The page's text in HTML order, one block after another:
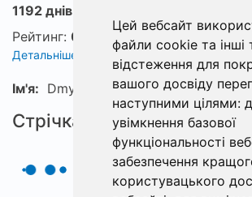
Цей вебсайт
файли cookie та інші
відстеження для
вашого досвіду
наступними цілями:
увімкнення базової
функціональності
забезпечення
користувацького
1192 днів з ФішХаб
Рейтинг: 0
Детальніше про рейтинг
Ім'я: Dmytro
Стрічка